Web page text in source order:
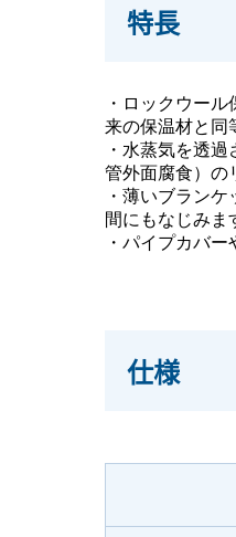
特長
・ロックウー
来の保温材と同
・水蒸気を透
管外面腐食）の
・薄いブラン
間にもなじみま
・パイプカバ
仕様